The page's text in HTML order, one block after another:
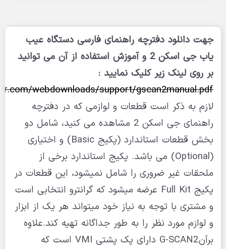
جهت دانلود دفترچه راهنمای فارسی دستگاه عیب
یاب جی اسکن 2 و آموزش استفاده از آن می توانید
بر روی لینک زیر کلیک نمایید :
webdownloads/support/gscan2manual.pdf
لازم به ذکر است قطعات و لوازمی که در دفترچه
راهنمای جی اسکن 2 مشاهده می کنید، شامل دو
بخش قطعات استاندارد (پکیج Basic) و اختیاری
(Optional) می باشد. پکیج استاندارد برخی از
ملحقات غیر ضروری را شامل نمیشود، این قطعات در
پکیج Full Kit عرضه میشود که گرانترو انتخابی است
و مشتری با توجه به نیاز خود میتواند هر یک از ابزار
و لوازم مورد نظر را به طور جداگانه تهیه کند.علاوه
برآن G-SCAN2 دارای پک پشتی VMI است که